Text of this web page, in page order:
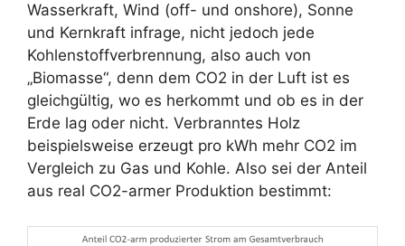
Wasserkraft, Wind (off- und onshore), Sonne
und Kernkraft infrage, nicht jedoch jede
Kohlenstoffverbrennung, also auch von
„Biomasse“, denn dem CO2 in der Luft ist es
gleichgültig, wo es herkommt und ob es in der
Erde lag oder nicht. Verbranntes Holz
beispielsweise erzeugt pro kWh mehr CO2 im
Vergleich zu Gas und Kohle. Also sei der Anteil
aus real CO2-armer Produktion bestimmt: